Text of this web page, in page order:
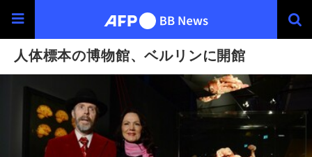
人体標本の博物館、ベルリンに開館